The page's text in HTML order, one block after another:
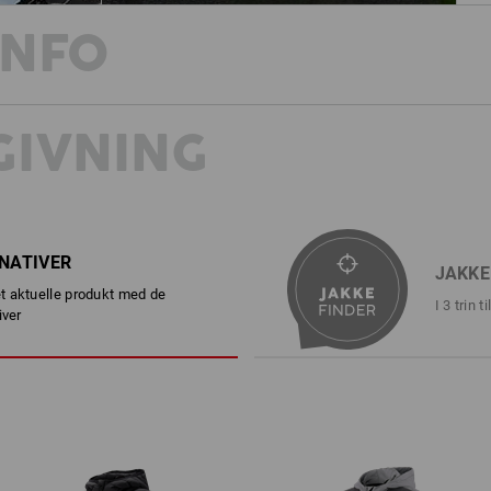
alle, der satser på individualitet – og
BESKRIVELSE
Hver jakke er et unikum
Gennemgående frontlynlås
aktuelle produkt med de
I 3 trin